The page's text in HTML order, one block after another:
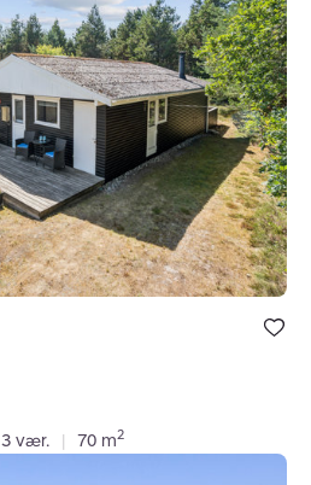
Bolig er
under dine
3 vær. | 70 m2